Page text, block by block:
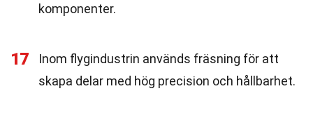
komponenter.
17
Inom flygindustrin används fräsning för att
skapa delar med hög precision och hållbarhet.